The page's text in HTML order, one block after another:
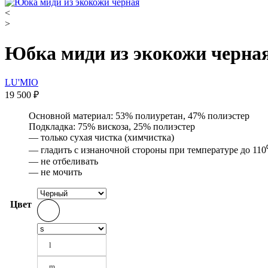
<
>
Юбка миди из экокожи
LU'MIO
19 500 ₽
Основной материал: 53% полиуретан, 47% полиэстер
Подкладка: 75% вискоза, 25% полиэстер
— только сухая чистка (химчистка)
— гладить с изнаночной стороны при температуре до
— не отбеливать
— не мочить
Цвет
l